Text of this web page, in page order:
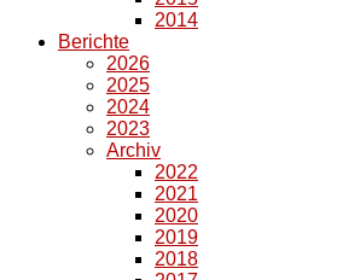
2014
Berichte
2026
2025
2024
2023
Archiv
2022
2021
2020
2019
2018